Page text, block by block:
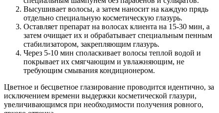
Высушивает волосы, а затем наносит на каждую прядь
отдельно специальную косметическую глазурь.
Оставляет препарат на волосах клиента на 15-30 мин, а
затем очищает их и обрабатывает специальным пенным
стабилизатором, закрепляющим глазурь.
Через 5-10 мин споласкивает волосы теплой водой и
покрывает их смягчающим и увлажняющим, не
требующим смывания кондиционером.
Цветное и бесцветное глазирование проводится идентично, за
исключением времени выдержки косметической глазури,
увеличивающимся при необходимости получения ровного,